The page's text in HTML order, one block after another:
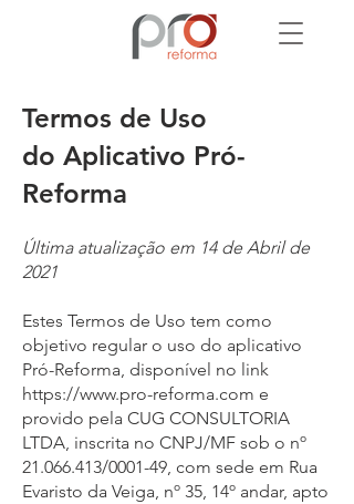
Termos de Uso
do Aplicativo Pró-
Reforma
Última atualização em 14 de Abril de
2021
Estes Termos de Uso tem como
objetivo regular o uso do aplicativo
Pró-Reforma, disponível no link
https://www.pro-reforma.com e
provido pela CUG CONSULTORIA
LTDA, inscrita no CNPJ/MF sob o nº
21.066.413/0001-49, com sede em Rua
Evaristo da Veiga, nº 35, 14º andar, apto